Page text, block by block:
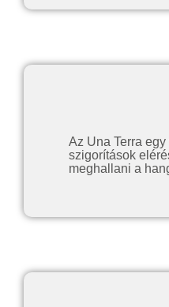
Az Una Terra
szigorítások
meghallani a